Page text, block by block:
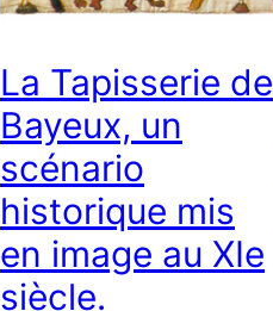
La Tapisserie de
Bayeux, un
scénario
historique mis
en image au XIe
siècle.